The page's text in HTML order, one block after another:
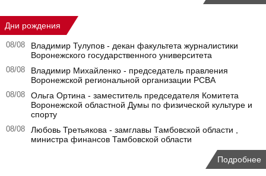
Дни рождения
08/08
Владимир Тулупов - декан факультета журналистики
Воронежского государственного университета
08/08
Владимир Михайленко - председатель правления
Воронежской региональной организации РСВА
08/08
Ольга Ортина - заместитель председателя Комитета
Воронежской областной Думы по физической культуре и
спорту
08/08
Любовь Третьякова - замглавы Тамбовской области ,
министра финансов Тамбовской области
Подробнее